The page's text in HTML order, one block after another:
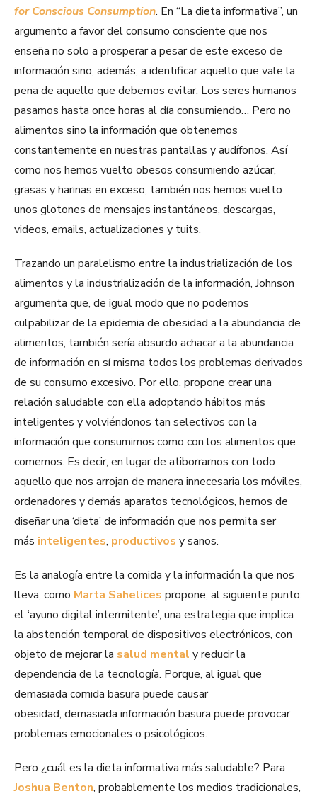
for Conscious Consumption. En “La dieta informativa”, un
argumento a favor del consumo consciente que nos
enseña no solo a prosperar a pesar de este exceso de
información sino, además, a identificar aquello que vale la
pena de aquello que debemos evitar. Los seres humanos
pasamos hasta once horas al día consumiendo… Pero no
alimentos sino la información que obtenemos
constantemente en nuestras pantallas y audífonos. Así
como nos hemos vuelto obesos consumiendo azúcar,
grasas y harinas en exceso, también nos hemos vuelto
unos glotones de mensajes instantáneos, descargas,
videos, emails, actualizaciones y tuits.
Trazando un paralelismo entre la industrialización de los
alimentos y la industrialización de la información, Johnson
argumenta que, de igual modo que no podemos
culpabilizar de la epidemia de obesidad a la abundancia de
alimentos, también sería absurdo achacar a la abundancia
de información en sí misma todos los problemas derivados
de su consumo excesivo. Por ello, propone crear una
relación saludable con ella adoptando hábitos más
inteligentes y volviéndonos tan selectivos con la
información que consumimos como con los alimentos que
comemos. Es decir, en lugar de atiborrarnos con todo
aquello que nos arrojan de manera innecesaria los móviles,
ordenadores y demás aparatos tecnológicos, hemos de
diseñar una ‘dieta’ de información que nos permita ser
más inteligentes, productivos y sanos.
Es la analogía entre la comida y la información la que nos
lleva, como Marta Sahelices propone, al siguiente punto:
el ‘ayuno digital intermitente’, una estrategia que implica
la abstención temporal de dispositivos electrónicos, con
objeto de mejorar la salud mental y reducir la
dependencia de la tecnología. Porque, al igual que
demasiada comida basura puede causar
obesidad, demasiada información basura puede provocar
problemas emocionales o psicológicos.
Pero ¿cuál es la dieta informativa más saludable? Para
Joshua Benton, probablemente los medios tradicionales,